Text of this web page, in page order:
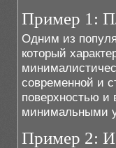
Пример 1:
Одним из
который
современной и
поверхностью и
минимальными
Пример 2: